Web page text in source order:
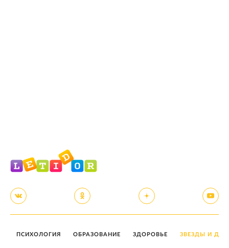
ПСИХОЛОГИЯ ОБРАЗОВАНИЕ ЗДОРОВЬЕ ЗВЕЗДЫ И